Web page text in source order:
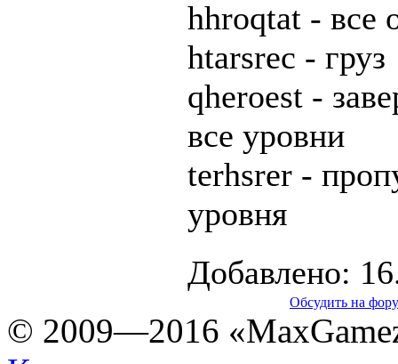
hhroqtat - все
htarsrec - груз
qheroest -
все уровни
terhsrer -
уровня
Добавлено:
Обсудить на
© 2009—2016